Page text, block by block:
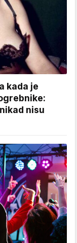
kada je
nisu